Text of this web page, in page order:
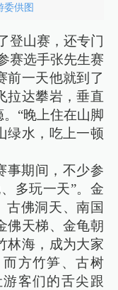
委供图
登山赛，还专门
赛选手张先生赛
前一天他就到了
拉达攀岩，垂直
“晚上住在山脚
绿水，吃上一顿
事期间，不少参
多玩一天”。金
佛洞天、南国
佛天梯、金龟朝
林海，成为大家
方竹笋、古树
客们的舌尖跟